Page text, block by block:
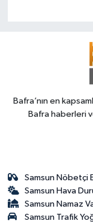
Bafra’nın en
Bafra haberleri
Samsun Nöbetçi
Samsun Hava
Samsun Namaz
Samsun Trafik